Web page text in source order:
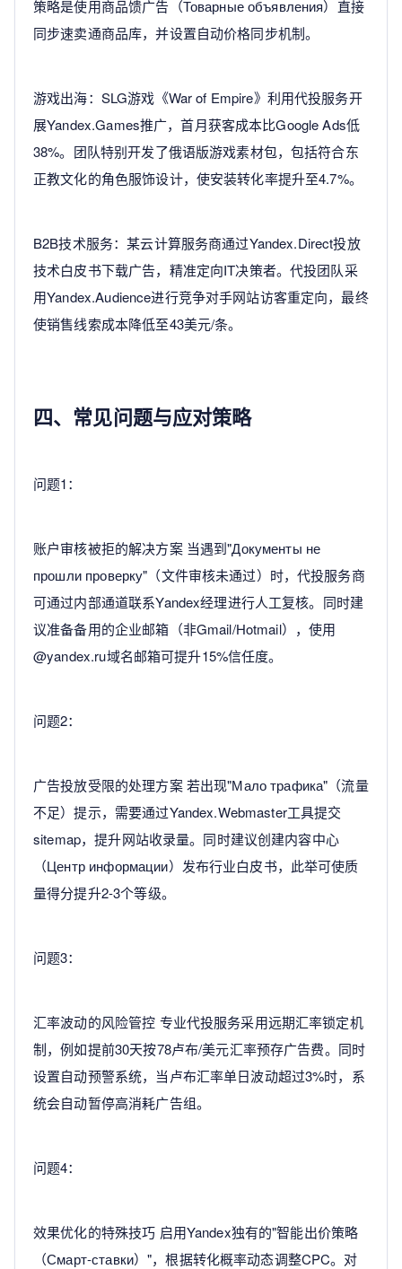
策略是使用商品馈广告（Товарные объявления）直接
同步速卖通商品库，并设置自动价格同步机制。
游戏出海：SLG游戏《War of Empire》利用代投服务开
展Yandex.Games推广，首月获客成本比Google Ads低
38%。团队特别开发了俄语版游戏素材包，包括符合东
正教文化的角色服饰设计，使安装转化率提升至4.7%。
B2B技术服务：某云计算服务商通过Yandex.Direct投放
技术白皮书下载广告，精准定向IT决策者。代投团队采
用Yandex.Audience进行竞争对手网站访客重定向，最终
使销售线索成本降低至43美元/条。
四、常见问题与应对策略
问题1：
账户审核被拒的解决方案 当遇到"Документы не
прошли проверку"（文件审核未通过）时，代投服务商
可通过内部通道联系Yandex经理进行人工复核。同时建
议准备备用的企业邮箱（非Gmail/Hotmail），使用
@yandex.ru域名邮箱可提升15%信任度。
问题2：
广告投放受限的处理方案 若出现"Мало трафика"（流量
不足）提示，需要通过Yandex.Webmaster工具提交
sitemap，提升网站收录量。同时建议创建内容中心
（Центр информации）发布行业白皮书，此举可使质
量得分提升2-3个等级。
问题3：
汇率波动的风险管控 专业代投服务采用远期汇率锁定机
制，例如提前30天按78卢布/美元汇率预存广告费。同时
设置自动预警系统，当卢布汇率单日波动超过3%时，系
统会自动暂停高消耗广告组。
问题4：
效果优化的特殊技巧 启用Yandex独有的"智能出价策略
（Смарт-ставки）"，根据转化概率动态调整CPC。对